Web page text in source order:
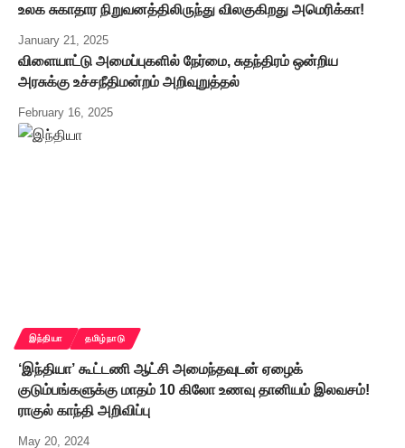
உலக சுகாதார நிறுவனத்திலிருந்து விலகுகிறது அமெரிக்கா!
January 21, 2025
விளையாட்டு அமைப்புகளில் நேர்மை, சுதந்திரம் ஒன்றிய
அரசுக்கு உச்சநீதிமன்றம் அறிவுறுத்தல்
February 16, 2025
இந்தியா தமிழ்நாடு
‘இந்தியா’ கூட்டணி ஆட்சி அமைந்தவுடன் ஏழைக்
குடும்பங்களுக்கு மாதம் 10 கிலோ உணவு தானியம் இலவசம்!
ராகுல் காந்தி அறிவிப்பு
May 20, 2024